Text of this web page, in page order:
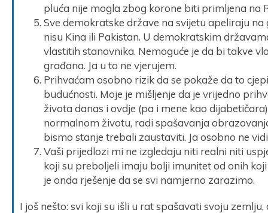
pluća nije mogla zbog korone biti primljena na
Sve demokratske države na svijetu apeliraju
nisu Kina ili Pakistan. U demokratskim
vlastitih stanovnika. Nemoguće je da bi takve
građana. Ja u to ne vjerujem.
Prihvaćam osobno rizik da se pokaže da to
budućnosti. Moje je mišljenje da je vrijedno
života danas i ovdje (pa i mene kao
normalnom životu, radi spašavanja
bismo stanje trebali zaustaviti. Ja osobno ne
Vaši prijedlozi mi ne izgledaju niti realni niti
koji su preboljeli imaju bolji imunitet od onih
je onda rješenje da se svi namjerno zarazimo.
I još nešto: svi koji su išli u rat spašavati svoju